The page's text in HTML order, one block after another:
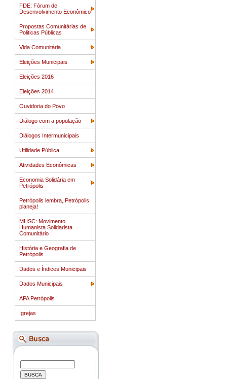
FDE: Fórum de
Desenvolvimento Econômico
Propostas Comunitárias de
Politicas Públicas
Vida Comunitária
Eleições Municipais
Eleições 2016
Eleições 2014
Ouvidoria do Povo
Diálogo com a população
Diálogos Intermunicipais
Utilidade Pública
Atividades Econômicas
Economia Solidária em
Petrópolis
Petrópolis lembra, Petrópolis
planeja!
MHSC: Movimento
Humanista Solidarista
Comunitário
História e Geografia de
Petrópolis
Dados e Índices Municipais
Dados Municipais
APA Petrópolis
Igrejas